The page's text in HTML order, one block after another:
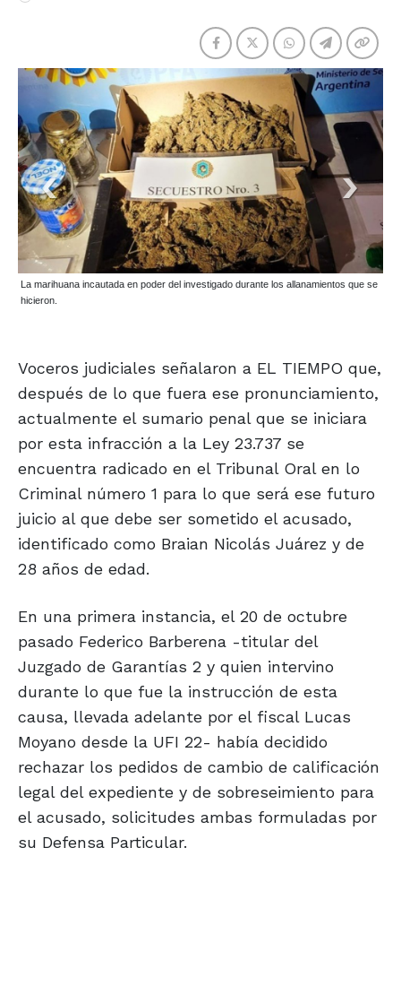
La marihuana incautada en poder del investigado durante los allanamientos que se
hicieron.
Voceros judiciales señalaron a EL TIEMPO que,
después de lo que fuera ese pronunciamiento,
actualmente el sumario penal que se iniciara
por esta infracción a la Ley 23.737 se
encuentra radicado en el Tribunal Oral en lo
Criminal número 1 para lo que será ese futuro
juicio al que debe ser sometido el acusado,
identificado como Braian Nicolás Juárez y de
28 años de edad.
En una primera instancia, el 20 de octubre
pasado Federico Barberena -titular del
Juzgado de Garantías 2 y quien intervino
durante lo que fue la instrucción de esta
causa, llevada adelante por el fiscal Lucas
Moyano desde la UFI 22- había decidido
rechazar los pedidos de cambio de calificación
legal del expediente y de sobreseimiento para
el acusado, solicitudes ambas formuladas por
su Defensa Particular.